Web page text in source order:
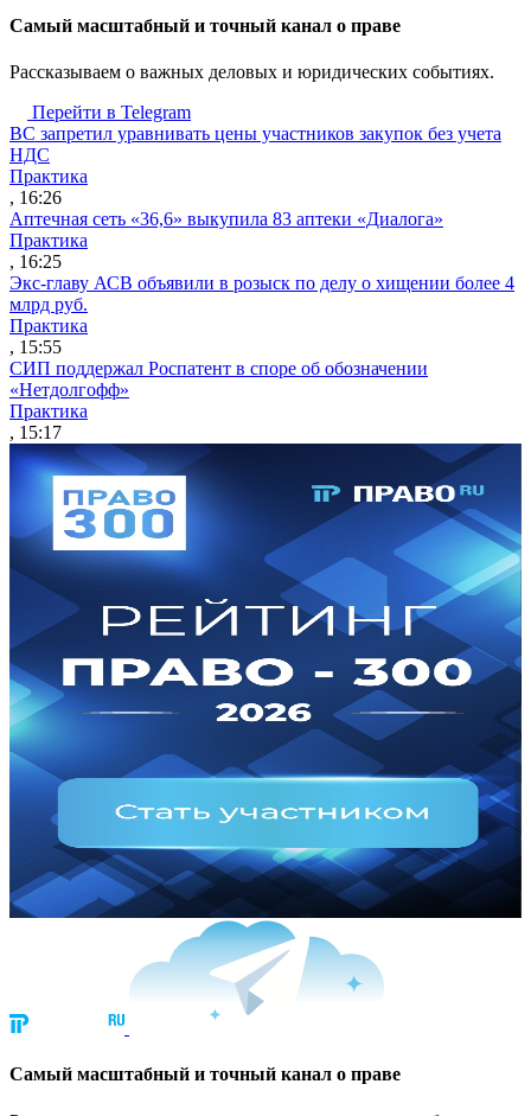
Cамый масштабный и точный канал о праве
Рассказываем о важных деловых и юридических событиях.
Перейти в Telegram
ВС запретил уравнивать цены участников закупок без учета
НДС
Практика
, 16:26
Аптечная сеть «36,6» выкупила 83 аптеки «Диалога»
Практика
, 16:25
Экс-главу АСВ объявили в розыск по делу о хищении более 4
млрд руб.
Практика
, 15:55
СИП поддержал Роспатент в споре об обозначении
«Нетдолгофф»
Практика
, 15:17
Cамый масштабный и точный канал о праве